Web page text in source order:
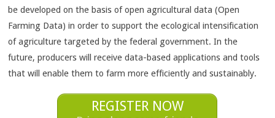
be developed on the basis of open agricultural data (Open
Farming Data) in order to support the ecological intensification
of agriculture targeted by the federal government. In the
future, producers will receive data-based applications and tools
that will enable them to farm more efficiently and sustainably.
REGISTER NOW